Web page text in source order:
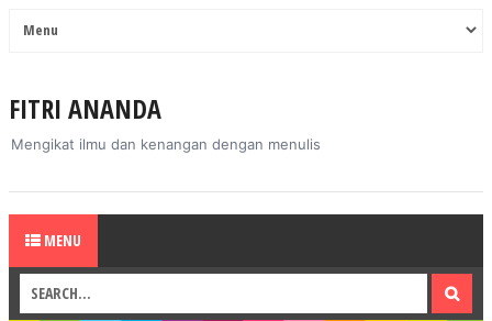
FITRI ANANDA
Mengikat ilmu dan kenangan dengan menulis
MENU